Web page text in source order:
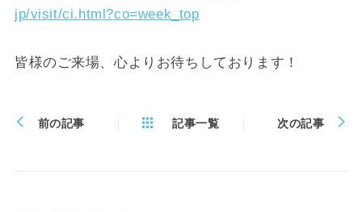
jp/visit/ci.html?co=week_top
皆様のご来場、心よりお待ちしております！
前の記事 記事一覧 次の記事